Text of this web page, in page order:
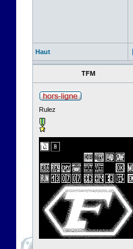
Haut
TFM
Rulez